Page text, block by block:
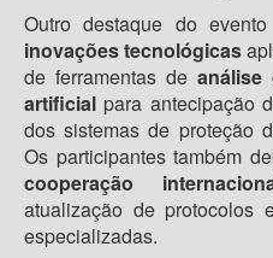
Outro destaque do
inovações tecnológicas
de ferramentas de análise
artificial para antecipação
dos sistemas de proteção
Os participantes também
cooperação
atualização de protocolos
especializadas.